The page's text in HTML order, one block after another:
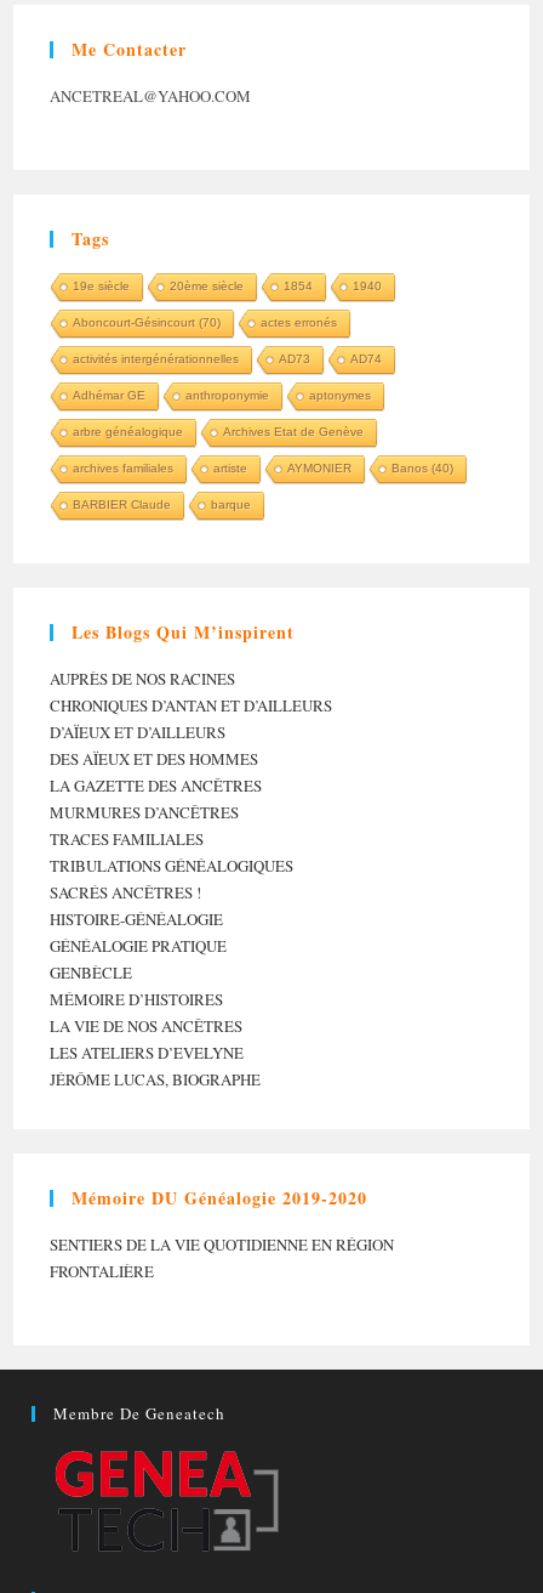
Me Contacter
ANCETREAL@YAHOO.COM
Tags
19e siècle 20ème siècle 1854 1940
Aboncourt-Gésincourt (70) actes erronés
activités intergénérationnelles AD73 AD74
Adhémar GE anthroponymie aptonymes
arbre généalogique Archives Etat de Genève
archives familiales artiste AYMONIER Banos (40)
BARBIER Claude barque
Les Blogs Qui M’inspirent
AUPRÈS DE NOS RACINES
CHRONIQUES D’ANTAN ET D’AILLEURS
D’AÏEUX ET D’AILLEURS
DES AÏEUX ET DES HOMMES
LA GAZETTE DES ANCÊTRES
MURMURES D’ANCÊTRES
TRACES FAMILIALES
TRIBULATIONS GÉNÉALOGIQUES
SACRÉS ANCÊTRES !
HISTOIRE-GÉNÉALOGIE
GÉNÉALOGIE PRATIQUE
GENBÈCLE
MÉMOIRE D’HISTOIRES
LA VIE DE NOS ANCÊTRES
LES ATELIERS D’EVELYNE
JÉRÔME LUCAS, BIOGRAPHE
Mémoire DU Généalogie 2019-2020
SENTIERS DE LA VIE QUOTIDIENNE EN RÉGION
FRONTALIÈRE
Membre De Geneatech